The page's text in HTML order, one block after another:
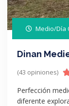
Medio/Día
Dinan
(43 opiniones)
Perfección
diferente